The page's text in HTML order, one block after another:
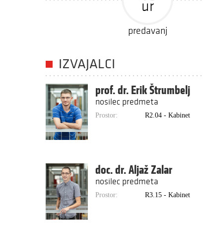
ur
predavanj
IZVAJALCI
prof. dr. Erik Štrumbelj
nosilec predmeta
Prostor: R2.04 - Kabinet
doc. dr. Aljaž Zalar
nosilec predmeta
Prostor: R3.15 - Kabinet